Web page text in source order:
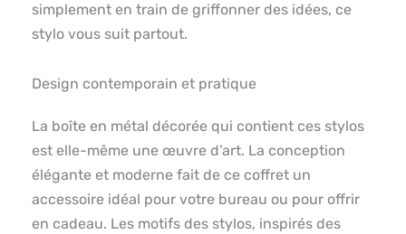
simplement en train de griffonner des idées, ce
stylo vous suit partout.
Design contemporain et pratique
La boîte en métal décorée qui contient ces stylos
est elle-même une œuvre d’art. La conception
élégante et moderne fait de ce coffret un
accessoire idéal pour votre bureau ou pour offrir
en cadeau. Les motifs des stylos, inspirés des